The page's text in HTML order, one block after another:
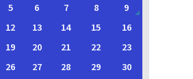
5 6 7 8
9
12 13 14 15
16
19 20 21 22
23
26 27 28 29
30